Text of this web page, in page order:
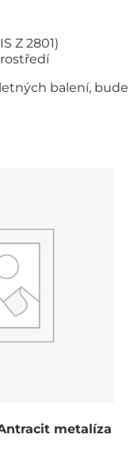
Z 2801)
balení,
metalíza